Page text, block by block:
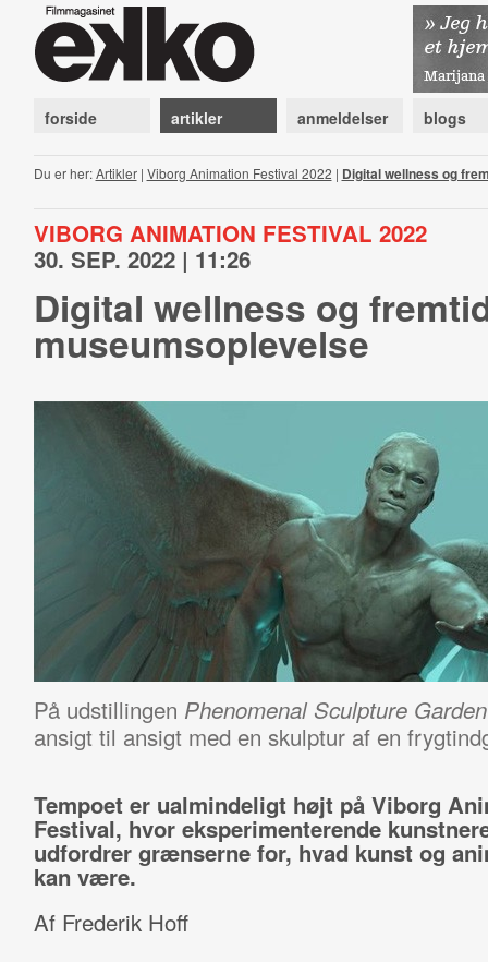
forside artikler anmeldelser blogs
Du er her:Artikler| Viborg Animation Festival 2022 | Digital wellness og
VIBORG ANIMATION FESTIVAL 2022
30. SEP. 2022 | 11:26
Digital wellness og
museumsoplevelse
På udstillingen Phenomenal Sculpture Garden
ansigt til ansigt med en skulptur af en
Tempoet er ualmindeligt højt på Viborg
Festival, hvor eksperimenterende
udfordrer grænserne for, hvad kunst og
kan være.
Af Frederik Hoff